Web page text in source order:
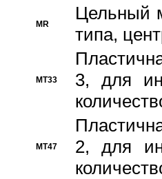
MR
Цельный
типа,
MT33
3, для
MT47
2, для